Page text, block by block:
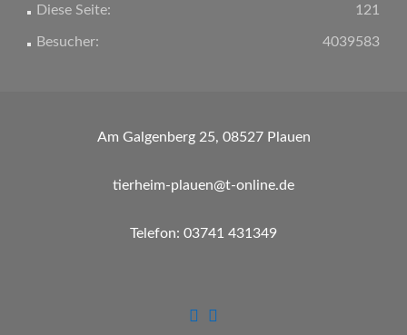
121
Diese Seite:
4039583
Besucher:
Am Galgenberg 25, 08527 Plauen
tierheim-plauen@t-online.de
Telefon: 03741 431349